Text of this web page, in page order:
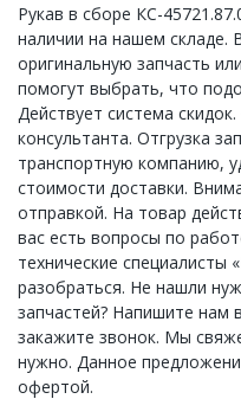
Рукав в сборе КС-
наличии на нашем
оригинальную запчасть
помогут выбрать, что
Действует система
консультанта. Отгрузка
транспортную компанию,
стоимости доставки.
отправкой. На товар
вас есть вопросы по
технические
разобраться. Не нашли
запчастей? Напишите нам
закажите звонок. Мы
нужно. Данное
офертой.